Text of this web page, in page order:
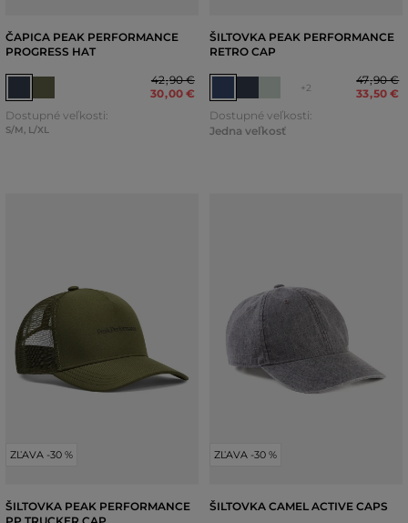
ČAPICA PEAK PERFORMANCE
PROGRESS HAT
42,90 €
30,00 €
Dostupné veľkosti:
S/M, L/XL
ŠILTOVKA PEAK PERFORMANCE
RETRO CAP
+2
47,90 €
33,50 €
Dostupné veľkosti:
Jedna veľkosť
ZĽAVA -30 %
ŠILTOVKA PEAK PERFORMANCE
ZĽAVA -30 %
ŠILTOVKA CAMEL ACTIVE CAPS